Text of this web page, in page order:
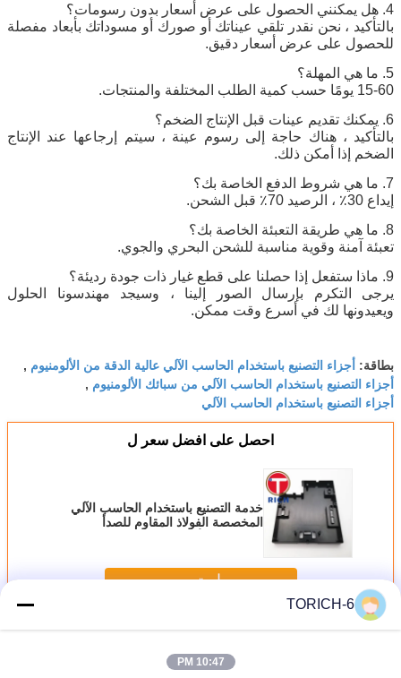
4. هل يمكنني الحصول على عرض أسعار بدون رسومات؟
بالتأكيد ، نحن نقدر تلقي عيناتك أو صورك أو مسوداتك بأبعاد مفصلة
للحصول على عرض أسعار دقيق.
5. ما هي المهلة؟
15-60 يومًا حسب كمية الطلب المختلفة والمنتجات.
6. يمكنك تقديم عينات قبل الإنتاج الضخم؟
بالتأكيد ، هناك حاجة إلى رسوم عينة ، سيتم إرجاعها عند الإنتاج
الضخم إذا أمكن ذلك.
7. ما هي شروط الدفع الخاصة بك؟
إيداع 30٪ ، الرصيد 70٪ قبل الشحن.
8. ما هي طريقة التعبئة الخاصة بك؟
تعبئة آمنة وقوية مناسبة للشحن البحري والجوي.
9. ماذا ستفعل إذا حصلنا على قطع غيار ذات جودة رديئة؟
يرجى التكرم بإرسال الصور إلينا ، وسيجد مهندسونا الحلول
ويعيدونها لك في أسرع وقت ممكن.
بطاقة: أجزاء التصنيع باستخدام الحاسب الآلي عالية الدقة من الألومنيوم ,
أجزاء التصنيع باستخدام الحاسب الآلي من سبائك الألومنيوم ,
أجزاء التصنيع باستخدام الحاسب الآلي
احصل على افضل سعر ل
خدمة التصنيع باستخدام الحاسب الآلي
المخصصة الفولاذ المقاوم للصدأ
الغلاف السفلي قذيفة تجويف
استمر
أكثرقطع الألومنيوم باستخدام الحاسب الآلي
TORICH-6
10:47 PM